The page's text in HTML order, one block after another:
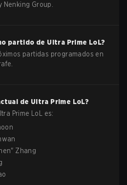
Nenking Group.
partido de Ultra Prime LoL?
partidas programados en
de Ultra Prime LoL?
Prime LoL
es:
" Zhang